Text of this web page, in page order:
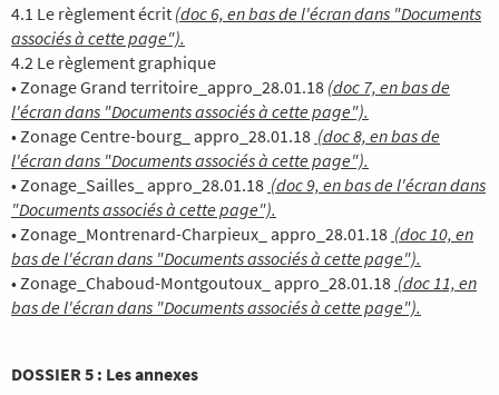
4.1 Le règlement écrit (doc 6, en bas de l'écran dans "Documents
associés à cette page").
4.2 Le règlement graphique
• Zonage Grand territoire_appro_28.01.18 (doc 7, en bas de
l'écran dans "Documents associés à cette page").
• Zonage Centre-bourg_ appro_28.01.18 (doc 8, en bas de
l'écran dans "Documents associés à cette page").
• Zonage_Sailles_ appro_28.01.18 (doc 9, en bas de l'écran dans
"Documents associés à cette page").
• Zonage_Montrenard-Charpieux_ appro_28.01.18 (doc 10, en
bas de l'écran dans "Documents associés à cette page").
• Zonage_Chaboud-Montgoutoux_ appro_28.01.18 (doc 11, en
bas de l'écran dans "Documents associés à cette page").
DOSSIER 5 : Les annexes